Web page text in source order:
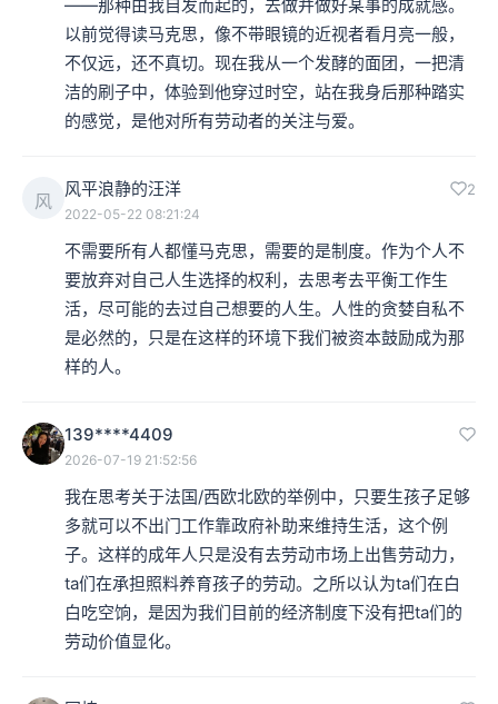
——那种由我自发而起的，去做并做好某事的成就感。
以前觉得读马克思，像不带眼镜的近视者看月亮一般，
不仅远，还不真切。现在我从一个发酵的面团，一把清
洁的刷子中，体验到他穿过时空，站在我身后那种踏实
的感觉，是他对所有劳动者的关注与爱。
风
风平浪静的汪洋 2
2022-05-22 08:21:24
不需要所有人都懂马克思，需要的是制度。作为个人不
要放弃对自己人生选择的权利，去思考去平衡工作生
活，尽可能的去过自己想要的人生。人性的贪婪自私不
是必然的，只是在这样的环境下我们被资本鼓励成为那
样的人。
139****4409
2026-07-19 21:52:56
我在思考关于法国/西欧北欧的举例中，只要生孩子足够
多就可以不出门工作靠政府补助来维持生活，这个例
子。这样的成年人只是没有去劳动市场上出售劳动力，
ta们在承担照料养育孩子的劳动。之所以认为ta们在白
白吃空饷，是因为我们目前的经济制度下没有把ta们的
劳动价值显化。